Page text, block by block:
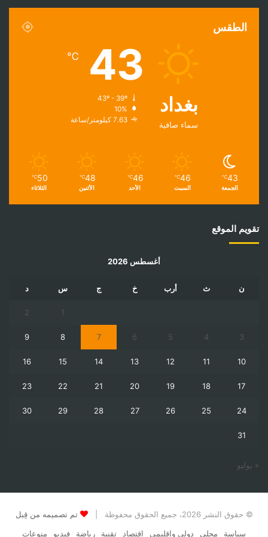
الطقس
بغداد
سماء صافية
43
℃
10%
7.63 كيلومتر/ساعة
43
℃
الجمعة
46
℃
السبت
46
℃
الأحد
48
℃
الأثنين
50
℃
الثلاثاء
تقويم الموقع
أغسطس 2026
ن ث أرب خ ج س د
1
2
3
4
5
6
7
8
9
10
11
12
13
14
15
16
17
18
19
20
21
22
23
24
25
26
27
28
29
30
31
« يوليو
© حقوق النشر 2026، جميع الحقوق محفوظة |
تم تصميمه من قِبل
سياسة
محلي دولي وإقليمي اقتصاد تقنية رياضة فيديو منوعات